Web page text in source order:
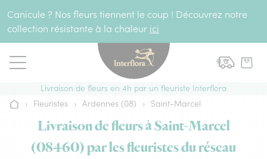
Canicule ? Nos fleurs tiennent le coup ! Découvrez notre
collection résistante à la chaleur ici
Livraison de fleurs en 4h par un fleuriste Interflora
Accueil
› Fleuristes › Ardennes (08) › Saint-Marcel
Livraison de fleurs à Saint-Marcel
(08460) par les fleuristes du réseau